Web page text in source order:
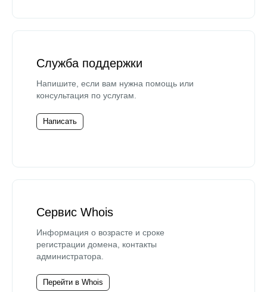
Служба поддержки
Напишите, если вам нужна помощь или
консультация по услугам.
Написать
Сервис Whois
Информация о возрасте и сроке
регистрации домена, контакты
администратора.
Перейти в Whois